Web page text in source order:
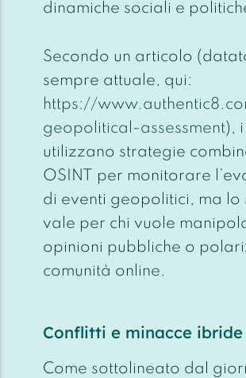
dinamiche sociali e
Secondo un articolo
sempre attuale, qui:
https://
geopolitical-assessment),
utilizzano strategie
OSINT per monitorare
di eventi geopolitici, ma lo
vale per chi vuole
opinioni pubbliche o
comunità online.
Conflitti e minacce ibride
Come sottolineato dal